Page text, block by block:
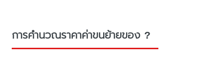
การคำนวณราคาค่าขนย้ายของ ?